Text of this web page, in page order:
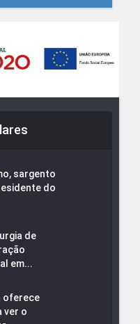
sargento
do
de
em...
oferece
ver o